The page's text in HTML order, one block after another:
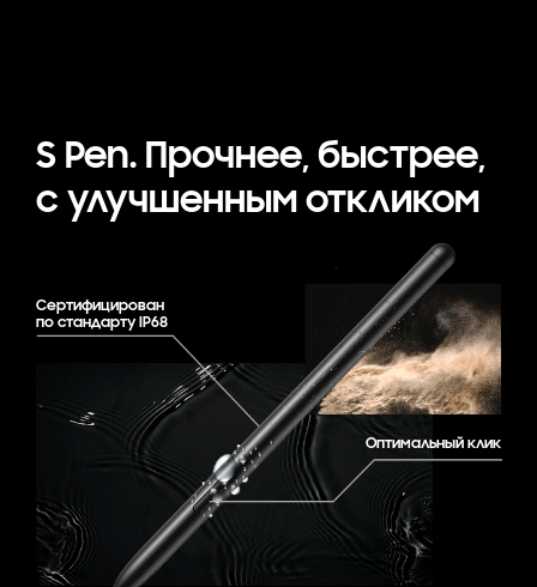
S Pen. Прочнее, быстрее,
с улучшенным откликом
Сертифицирован
по стандарту IP68
Оптимальный клик